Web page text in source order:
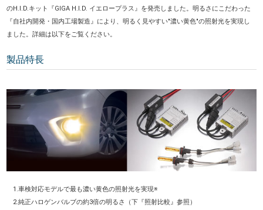
のH.I.D.キット『GIGA H.I.D. イエロープラス』を発売しました。明るさにこだわった
『自社内開発・国内工場製造』により、明るく見やすい"濃い黄色"の照射光を実現し
ました。詳細は以下をご覧ください。
製品特長
1.車検対応モデルで最も濃い黄色の照射光を実現※
2.純正ハロゲンバルブの約3倍の明るさ（下『照射比較』参照）